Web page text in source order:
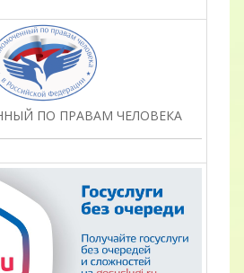
ПО ПРАВАМ ЧЕЛОВЕКА